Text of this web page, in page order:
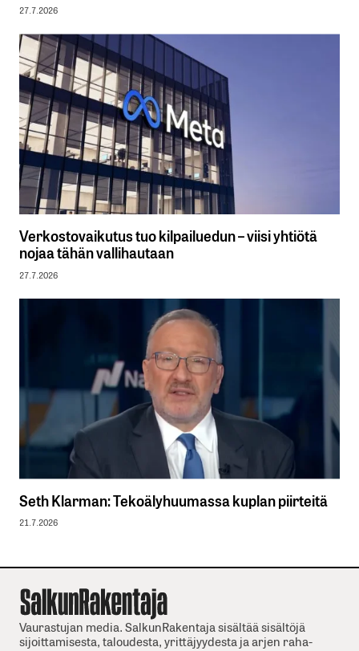
27.7.2026
Verkostovaikutus tuo kilpailuedun – viisi yhtiötä
nojaa tähän vallihautaan
27.7.2026
Seth Klarman: Tekoälyhuumassa kuplan piirteitä
21.7.2026
Vaurastujan media. SalkunRakentaja sisältää sisältöjä
sijoittamisesta, taloudesta, yrittäjyydesta ja arjen raha-